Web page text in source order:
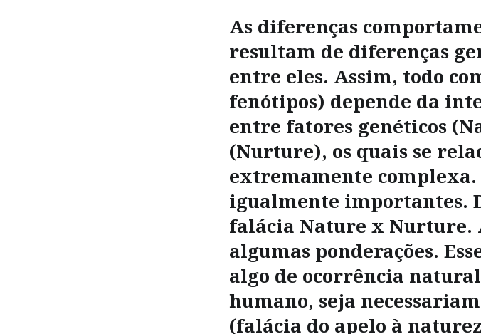
As diferenças
resultam de diferenças
entre eles. Assim, todo
fenótipos) depende da
entre fatores genéticos
(Nurture), os quais se
extremamente complexa.
igualmente importantes.
falácia Nature x Nurture.
algumas ponderações.
algo de ocorrência
humano, seja
(falácia do apelo à